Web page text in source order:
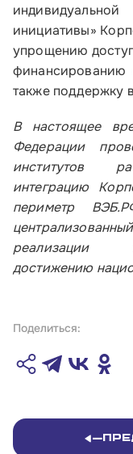
Почтовый адрес:
109012, г.
стр.1
Обратиться в
инициативы»
упрощению
финансированию
также поддержку
В настоящее
Федерации
институтов
интеграцию
периметр
реализации
достижению
Поделиться: